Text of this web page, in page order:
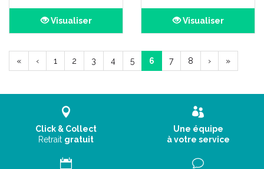
Visualiser Visualiser
« ‹ 1 2 3 4 5 6 7 8 › »
Click & Collect
Retrait gratuit
Une équipe
à votre service